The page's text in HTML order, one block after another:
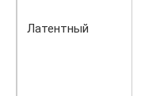
Латентный